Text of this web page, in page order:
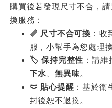
購買後若發現尺寸不合，
換服務：
📏 尺寸不合可換 ：收
服，小幫手為您處理換
🏷️ 保持完整性 ：請
下水、 無異味。
🩲 貼心提醒 ：基於
封後恕不退換。